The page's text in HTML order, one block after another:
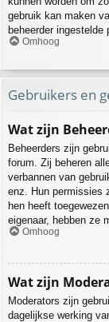
gebruik kan maken
beheerder ingestelde
Omhoog
Gebruikers en
Wat zijn
Beheerders zijn
forum. Zij beheren
verbannen van
enz. Hun permissies
hen heeft
eigenaar, hebben ze
Omhoog
Wat zijn
Moderators zijn
dagelijkse werking